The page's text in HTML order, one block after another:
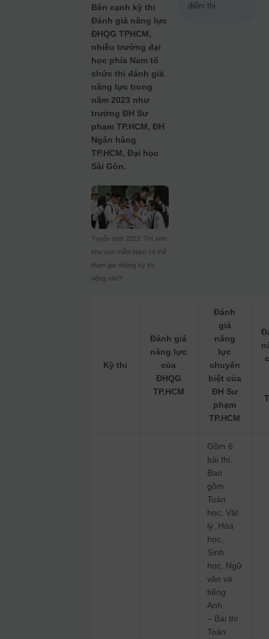
Bên cạnh kỳ thi
Đánh giá năng lực
ĐHQG TPHCM,
nhiều trường đại
học phía Nam tổ
chức thi đánh giá
năng lực trong
năm 2023 như
trường ĐH Sư
phạm TP.HCM, ĐH
Ngân hàng
TP.HCM, Đại học
Sài Gòn.
Tuyển sinh 2023: Thí sinh
khu vực miền Nam có thể
tham gia những kỳ thi
riêng nào?
Kỳ thi
Đánh giá
năng lực
của
ĐHQG
TP.HCM
Đánh
giá
năng
lực
chuyên
biệt của
ĐH Sư
phạm
TP.HCM
Gồm 6
bài thi.
Bao
gồm:
Toán
học, Vật
lý, Hóa
học,
Sinh
học, Ngữ
văn và
tiếng
Anh.
– Bài thi
Toán
điểm thi